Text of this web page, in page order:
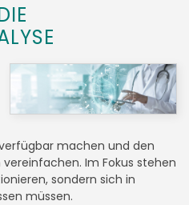
machen und den
Im Fokus stehen
sondern sich in
müssen.